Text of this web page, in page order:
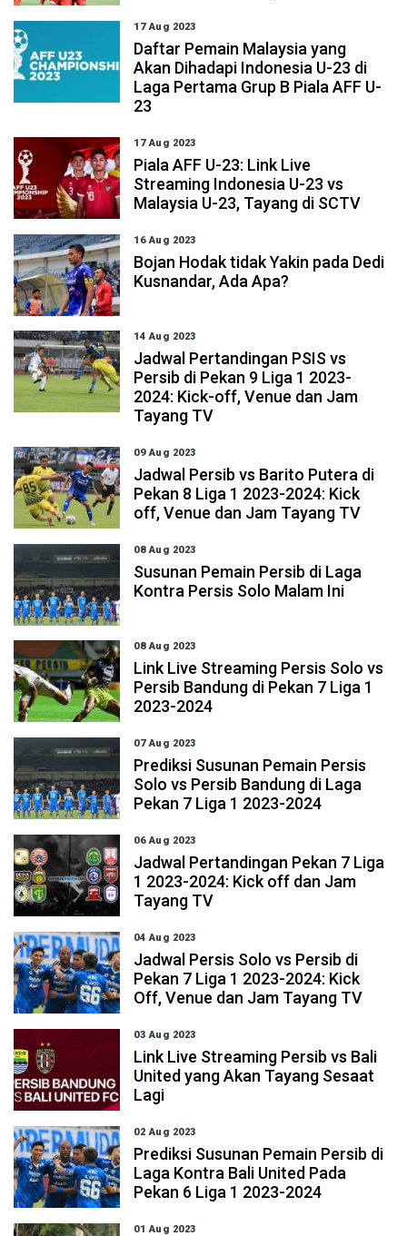
17 Aug 2023
Daftar Pemain Malaysia yang
Akan Dihadapi Indonesia U-23 di
Laga Pertama Grup B Piala AFF U-
23
17 Aug 2023
Piala AFF U-23: Link Live
Streaming Indonesia U-23 vs
Malaysia U-23, Tayang di SCTV
16 Aug 2023
Bojan Hodak tidak Yakin pada Dedi
Kusnandar, Ada Apa?
14 Aug 2023
Jadwal Pertandingan PSIS vs
Persib di Pekan 9 Liga 1 2023-
2024: Kick-off, Venue dan Jam
Tayang TV
09 Aug 2023
Jadwal Persib vs Barito Putera di
Pekan 8 Liga 1 2023-2024: Kick
off, Venue dan Jam Tayang TV
08 Aug 2023
Susunan Pemain Persib di Laga
Kontra Persis Solo Malam Ini
08 Aug 2023
Link Live Streaming Persis Solo vs
Persib Bandung di Pekan 7 Liga 1
2023-2024
07 Aug 2023
Prediksi Susunan Pemain Persis
Solo vs Persib Bandung di Laga
Pekan 7 Liga 1 2023-2024
06 Aug 2023
Jadwal Pertandingan Pekan 7 Liga
1 2023-2024: Kick off dan Jam
Tayang TV
04 Aug 2023
Jadwal Persis Solo vs Persib di
Pekan 7 Liga 1 2023-2024: Kick
Off, Venue dan Jam Tayang TV
03 Aug 2023
Link Live Streaming Persib vs Bali
United yang Akan Tayang Sesaat
Lagi
02 Aug 2023
Prediksi Susunan Pemain Persib di
Laga Kontra Bali United Pada
Pekan 6 Liga 1 2023-2024
01 Aug 2023